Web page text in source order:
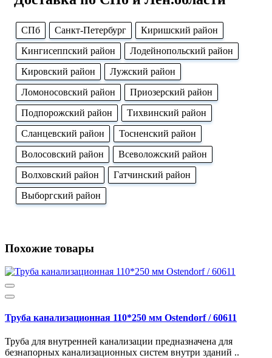
CПб Cанкт-Петербург
Киришский район
Кингисеппский район
Лодейнопольский район
Кировский район
Лужский район
Ломоносовский район
Приозерский район
Подпорожский район
Тихвинский район
Сланцевский район
Тосненский район
Волосовский район
Всеволожский район
Волховский район
Гатчинский район
Выборгский район
Похожие товары
Труба канализационная 110*250 мм Ostendorf / 60611
Труба для внутренней канализации предназначена для
безнапорных канализационных систем внутри зданий ..